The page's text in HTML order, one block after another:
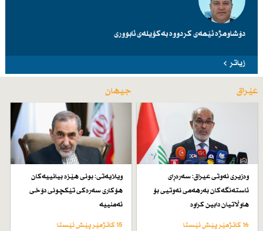
دۆشاومژە ئێمەی کردووە بەکۆیلەی ئابووری
زیاتر
عێراق
وەزیری نەوتی عیراق: سەرەڕای
ئاستەنگەكان بەرهەمی نەوتیی بۆ
هاوڵاتیان دابین كراوە
16 کاتژمێر پێش ئێستا
جیهان
ویلایەتی: بونی هێزە بیانییەكان
هۆكاری سەرەكی تێكچونی دۆخی
ئەمنییە
15 کاتژمێر پێش ئێستا